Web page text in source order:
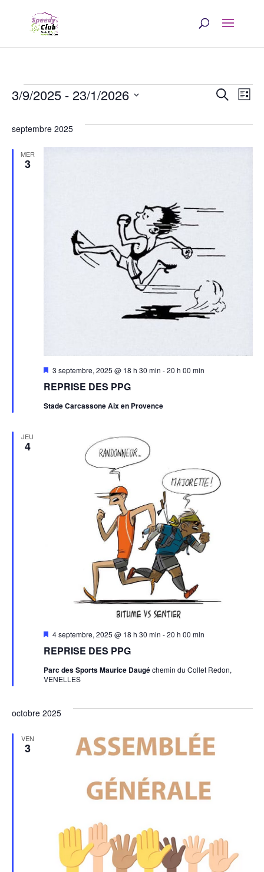
Évènements
et
Recherche
Liste
3/9/2025 - 23/1/2026
une
septembre 2025
MER
3
REPRISE DES PPG
Mis
avant
3 septembre, 2025 @ 18 h 30 min -20 h 00 min
Stade Carcassone Aix en Provence
JEU
4
REPRISE DES PPG
Mis
avant
4 septembre, 2025 @ 18 h 30 min -20 h 00 min
Parc des Sports Maurice Daugéchemin du Collet Redon,
VENELLES
octobre 2025
VEN
3